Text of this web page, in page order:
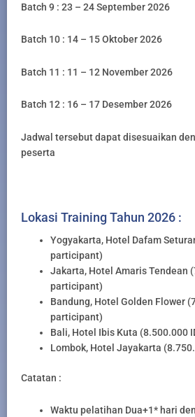
Batch 9 : 23 – 24 September 2026
Batch 10 : 14 – 15 Oktober 2026
Batch 11 : 11 – 12 November 2026
Batch 12 : 16 – 17 Desember 2026
Jadwal tersebut dapat disesuaikan
peserta
Lokasi Training Tahun 2026 :
Yogyakarta, Hotel Dafam
participant)
Jakarta, Hotel Amaris Tendean
participant)
Bandung, Hotel Golden Flower
participant)
Bali, Hotel Ibis Kuta (8.500.000
Lombok, Hotel Jayakarta
Catatan :
Waktu pelatihan Dua+1* hari